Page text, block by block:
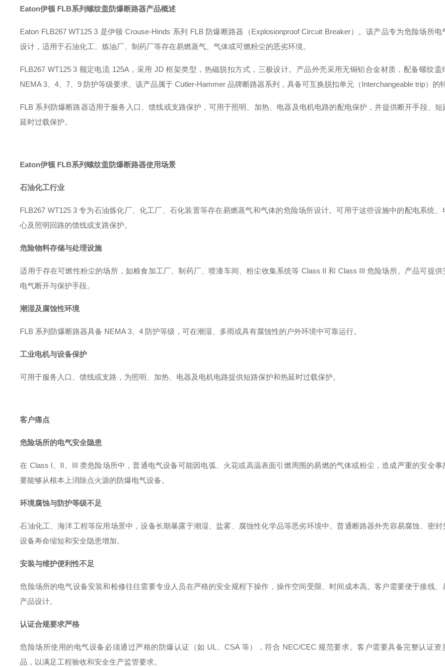
Eaton伊顿 FLB系列螺纹盖防爆断路器产品概述
Eaton FLB267 WT125 3 是伊顿 Crouse-Hinds 系列 FLB 防爆断路器（Explosionproof Circuit Breaker） 。该产品专为危险场所电
设计，适用于石油化工、炼油厂、制药厂等存在易燃蒸气、气体或可燃粉尘的恶劣环境。
FLB267 WT125 3 额定电流 125A，采用 JD 框架类型 ，热磁脱扣方式，三极设计。产品外壳采用无铜铝合金材质，配备螺纹盖
NEMA 3、4、7、9 防护等级要求。该产品属于 Cutler-Hammer 品牌断路器系列 ，具备可互换脱扣单元（Interchangeable trip）的
FLB 系列防爆断路器适用于服务入口、馈线或支路保护，可用于照明、加热、电器及电机电路的配电保护，并提供断开手段、短
延时过载保护。
Eaton伊顿 FLB系列螺纹盖防爆断路器使用场景
石油化工行业
FLB267 WT125 3 专为石油炼化厂、化工厂、石化装置等存在易燃蒸气和气体的危险场所设计。可用于这些设施中的配电系统、
心及照明回路的馈线或支路保护。
危险物料存储与处理设施
适用于存在可燃性粉尘的场所，如粮食加工厂、制药厂、喷漆车间、粉尘收集系统等 Class II 和 Class III 危险场所。产品可提供
电气断开与保护手段。
潮湿及腐蚀性环境
FLB 系列防爆断路器具备 NEMA 3、4 防护等级，可在潮湿、多雨或具有腐蚀性的户外环境中可靠运行。
工业电机与设备保护
可用于服务入口、馈线或支路，为照明、加热、电器及电机电路提供短路保护和热延时过载保护。
客户痛点
危险场所的电气安全隐患
在 Class I、II、III 类危险场所中，普通电气设备可能因电弧、火花或高温表面引燃周围的易燃的气体或粉尘，造成严重的安全事
要能够从根本上消除点火源的防爆电气设备。
环境腐蚀与防护等级不足
石油化工、海洋工程等应用场景中，设备长期暴露于潮湿、盐雾、腐蚀性化学品等恶劣环境中。普通断路器外壳容易腐蚀、密封
设备寿命缩短和安全隐患增加。
安装与维护便利性不足
危险场所的电气设备安装和检修往往需要专业人员在严格的安全规程下操作，操作空间受限、时间成本高。客户需要便于接线、
产品设计。
认证合规要求严格
危险场所使用的电气设备必须通过严格的防爆认证（如 UL、CSA 等），符合 NEC/CEC 规范要求。客户需要具备完整认证资
品，以满足工程验收和安全生产监管要求。